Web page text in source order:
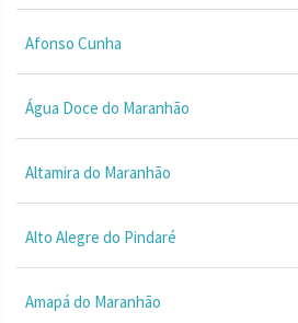
Afonso Cunha
Água Doce do Maranhão
Altamira do Maranhão
Alto Alegre do Pindaré
Amapá do Maranhão